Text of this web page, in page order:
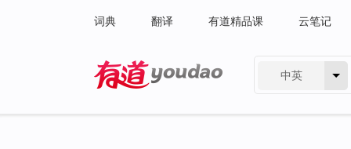
词典 翻译 有道精品课 云笔记
中英